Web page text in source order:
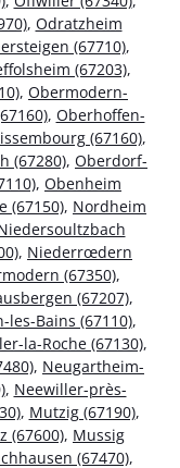
, Odratzheim
(67710),
(67203),
, Obermodern-
, Oberhoffen-
(67160),
(67280), Oberdorf-
, Obenheim
(67150), Nordheim
, Niederrœdern
(67350),
(67207),
Bains (67110),
la-Roche (67130),
, Neugartheim-
, Neewiller-près-
, Mutzig (67190),
(67600), Mussig
(67470),